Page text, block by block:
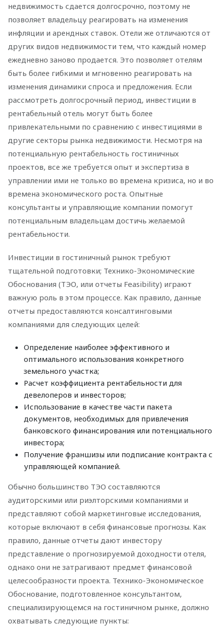
недвижимость сдается долгосрочно, поэтому не
позволяет владельцу реагировать на изменения
инфляции и арендных ставок. Отели же отличаются от
других видов недвижимости тем, что каждый номер
ежедневно заново продается. Это позволяет отелям
быть более гибкими и мгновенно реагировать на
изменения динамики спроса и предложения. Если
рассмотреть долгосрочный период, инвестиции в
рентабельный отель могут быть более
привлекательными по сравнению с инвестициями в
другие секторы рынка недвижимости. Несмотря на
потенциальную рентабельность гостиничных
проектов, все же требуется опыт и экспертиза в
управлении ими не только во времена кризиса, но и во
времена экономического роста. Опытные
консультанты и управляющие компании помогут
потенциальным владельцам достичь желаемой
рентабельности.
Инвестиции в гостиничный рынок требуют
тщательной подготовки; Технико-Экономические
Обоснования (ТЭО, или отчеты Feasibility) играют
важную роль в этом процессе. Как правило, данные
отчеты предоставляются консалтинговыми
компаниями для следующих целей:
Определение наиболее эффективного и
оптимального использования конкретного
земельного участка;
Расчет коэффициента рентабельности для
девелоперов и инвесторов;
Использование в качестве части пакета
документов, необходимых для привлечения
банковского финансирования или потенциального
инвестора;
Получение франшизы или подписание контракта с
управляющей компанией.
Обычно большинство ТЭО составляются
аудиторскими или риэлторскими компаниями и
представляют собой маркетинговые исследования,
которые включают в себя финансовые прогнозы. Как
правило, данные отчеты дают инвестору
представление о прогнозируемой доходности отеля,
однако они не затрагивают предмет финансовой
целесообразности проекта. Технико-Экономическое
Обоснование, подготовленное консультантом,
специализирующемся на гостиничном рынке, должно
охватывать следующие пункты: